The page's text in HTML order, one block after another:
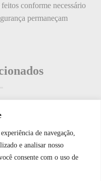
de navegação,
e analisar nosso
consente com o uso de
conforme necessário
permaneçam